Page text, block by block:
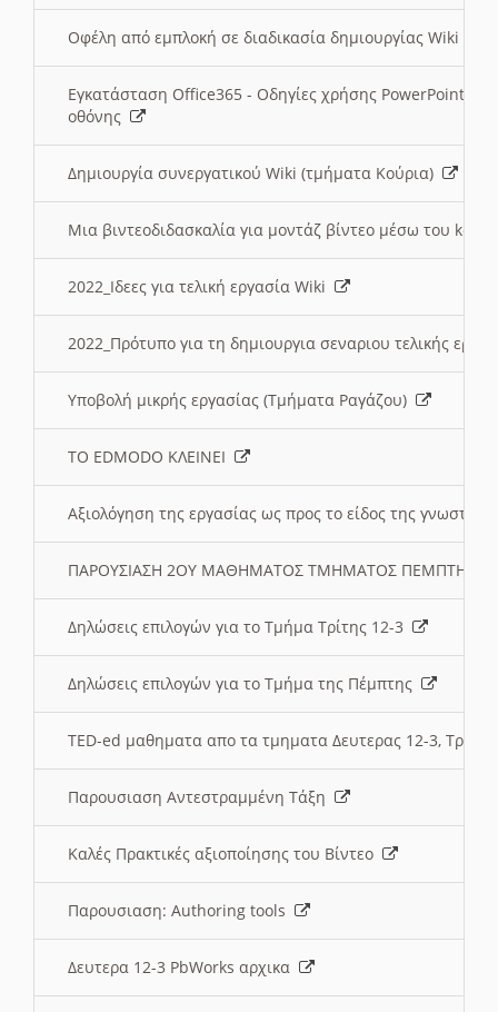
Οφέλη από εμπλοκή σε διαδικασία δημιουργίας Wiki
Εγκατάσταση Office365 - Οδηγίες χρήσης PowerPoint
οθόνης
Δημιουργία συνεργατικού Wiki (τμήματα Κούρια)
Μια βιντεοδιδασκαλία για μοντάζ βίντεο μέσω του
2022_Ιδεες για τελική εργασία Wiki
2022_Πρότυπο για τη δημιουργια σεναριου τελικής
Υποβολή μικρής εργασίας (Τμήματα Ραγάζου)
ΤΟ EDMODO ΚΛΕΙΝΕΙ
Αξιολόγηση της εργασίας ως προς το είδος της
ΠΑΡΟΥΣΙΑΣΗ 2ΟΥ ΜΑΘΗΜΑΤΟΣ ΤΜΗΜΑΤΟΣ
Δηλώσεις επιλογών για το Τμήμα Τρίτης 12-3
Δηλώσεις επιλογών για το Τμήμα της Πέμπτης
TED-ed μαθηματα απο τα τμηματα Δευτερας 12-3,
Παρουσιαση Αντεστραμμένη Τάξη
Καλές Πρακτικές αξιοποίησης του Βίντεο
Παρουσιαση: Authoring tools
Δευτερα 12-3 PbWorks αρχικα